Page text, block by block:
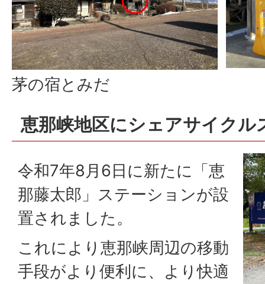
茅の宿とみだ
恵那峡地区にシェアサイクル
令和7年8月6日に新たに「恵
那藤太郎」ステーションが設
置されました。
これにより恵那峡周辺の移動
手段がより便利に、より快適